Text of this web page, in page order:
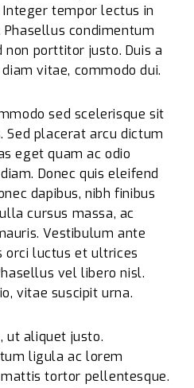
tempor lectus in
condimentum
non porttitor justo. Duis a
vitae, commodo dui.
sed scelerisque sit
Sed placerat arcu dictum
eget quam ac odio
Donec quis eleifend
dapibus, nibh finibus
cursus massa, ac
Vestibulum ante
orci luctus et ultrices
vel libero nisl.
vitae suscipit urna.
ut aliquet justo.
ligula ac lorem
tortor pellentesque.